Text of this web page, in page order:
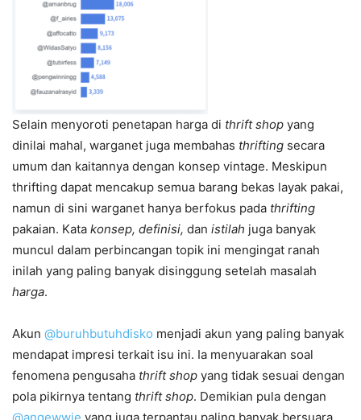
Selain menyoroti penetapan harga di thrift shop yang
dinilai mahal, warganet juga membahas thrifting secara
umum dan kaitannya dengan konsep vintage. Meskipun
thrifting dapat mencakup semua barang bekas layak pakai,
namun di sini warganet hanya berfokus pada thrifting
pakaian. Kata konsep, definisi, dan istilah juga banyak
muncul dalam perbincangan topik ini mengingat ranah
inilah yang paling banyak disinggung setelah masalah
harga.
Akun @buruhbutuhdisko menjadi akun yang paling banyak
mendapat impresi terkait isu ini. Ia menyuarakan soal
fenomena pengusaha thrift shop yang tidak sesuai dengan
pola pikirnya tentang thrift shop. Demikian pula dengan
@angewwie yang juga terpantau paling banyak bersuara